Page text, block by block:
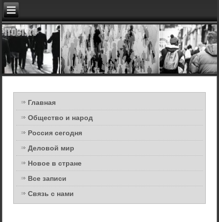
Главная
Общество и народ
Россия сегодня
Деловой мир
Новое в стране
Все записи
Связь с нами